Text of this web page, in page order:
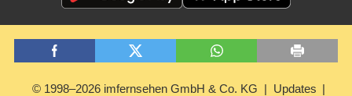
© 1998–2026 imfernsehen GmbH & Co. KG Updates